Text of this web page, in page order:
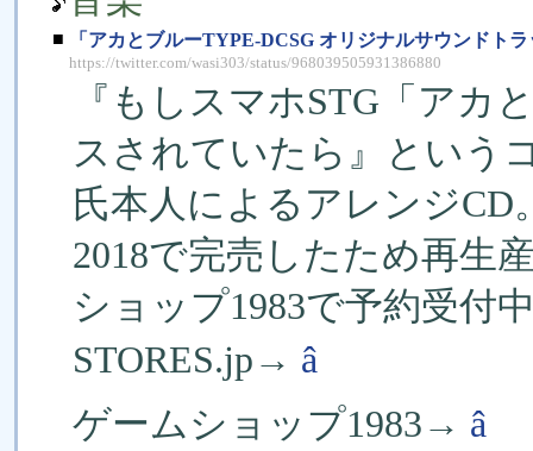
■ 「アカとブルーTYPE-DCSG オリジナルサウンドト
https://twitter.com/wasi303/status/968039505931386880
『もしスマホSTG「アカ
スされていたら』という
氏本人によるアレンジCD
2018で完売したため再生
ショップ1983で予約受付
STORES.jp→ â
ゲームショップ1983→ â